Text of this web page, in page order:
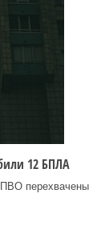
12 БПЛА
ПВО перехвачены